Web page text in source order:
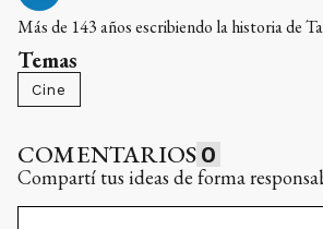
Más de 143 años escribiendo la historia de
Temas
Cine
COMENTARIOS 0
Compartí tus ideas de forma